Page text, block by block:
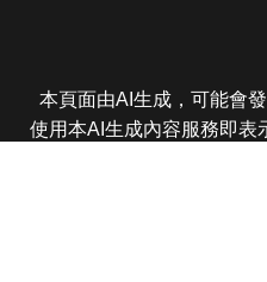
本頁面由AI生成，可能會
使用本AI生成內容服務即表